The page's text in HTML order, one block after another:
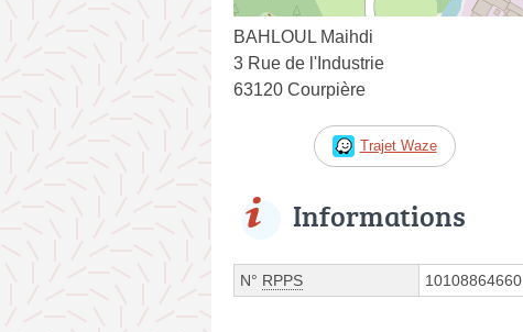
BAHLOUL Maihdi
3 Rue de l'Industrie
63120 Courpière
Trajet Waze
Informations
N° RPPS 10108864660